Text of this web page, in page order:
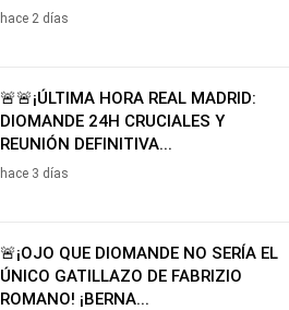
hace 2 días
🚨🚨¡ÚLTIMA HORA REAL MADRID:
DIOMANDE 24H CRUCIALES Y
REUNIÓN DEFINITIVA...
hace 3 días
🚨¡OJO QUE DIOMANDE NO SERÍA EL
ÚNICO GATILLAZO DE FABRIZIO
ROMANO! ¡BERNA...